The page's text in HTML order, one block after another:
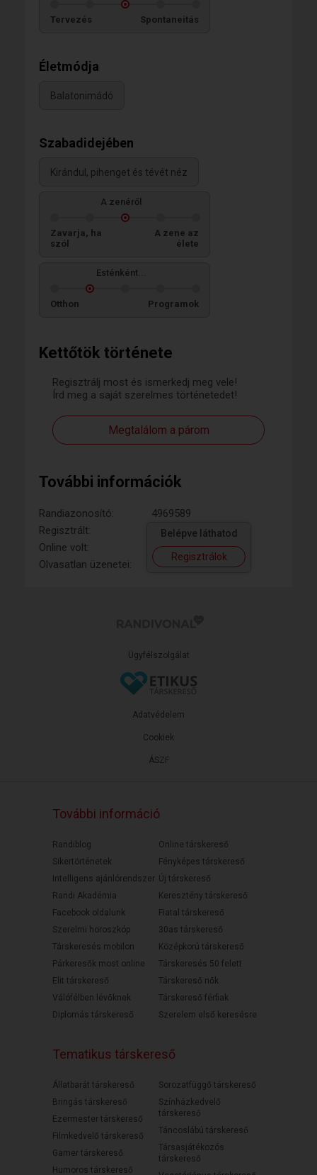
Kettőtök története
Regisztrálj most és ismerkedj meg vele!
Írd meg a saját szerelmes történetedet!
Megtalálom a párom
További információk
Randiazonosító:
4969589
Regisztrált:
Online volt:
Olvasatlan üzenetei:
Belépve láthatod
Regisztrálok
Tervezés Spontaneitás
Életmódja
Balatonimádó
Szabadidejében
Kirándul, pihenget és tévét néz
A zenéről
Zavarja, ha
szól
A zene az
élete
Esténként...
Otthon Programok
Ügyfélszolgálat
ÁSZF
Adatvédelem
Cookiek
További információ
Randiblog
Sikertörténetek
Intelligens ajánlórendszer
Randi Akadémia
Facebook oldalunk
Szerelmi horoszkóp
Társkeresés mobilon
Párkeresők most online
Elit társkereső
Válófélben lévőknek
Diplomás társkereső
Online társkereső
Fényképes társkereső
Új társkereső
Keresztény társkereső
Fiatal társkereső
30as társkereső
Középkorú társkereső
Társkeresés 50 felett
Társkereső nők
Társkereső férfiak
Szerelem első keresésre
Tematikus társkereső
Állatbarát társkereső
Bringás társkereső
Ezermester társkereső
Filmkedvelő társkereső
Gamer társkereső
Humoros társkereső
Sorozatfüggő társkereső
Színházkedvelő
társkereső
Táncoslábú társkereső
Társasjátékozós
társkereső